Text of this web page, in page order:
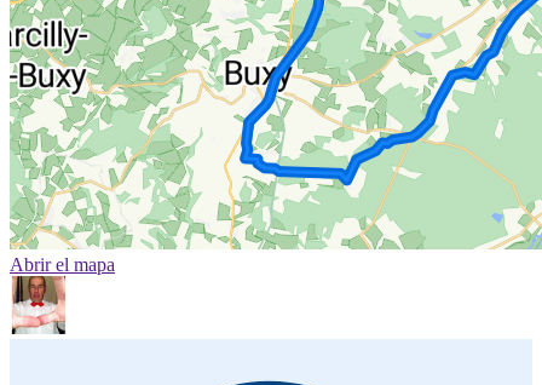
Abrir el mapa